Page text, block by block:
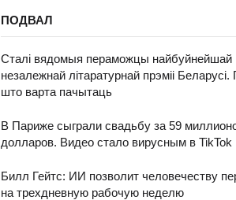
ПОДВАЛ
Сталі вядомыя пераможцы найбуйнейшай
незалежнай літаратурнай прэміі Беларусі.
што варта пачытаць
В Париже сыграли свадьбу за 59
долларов. Видео стало вирусным в TikTok
Билл Гейтс: ИИ позволит человечеству
на трехдневную рабочую неделю